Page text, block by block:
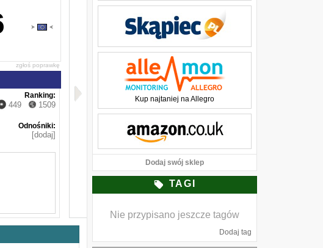
zgłoś poprawkę
Ranking:
449 1509
Odnośniki:
[dodaj]
Kup najtaniej na Allegro
Dodaj swój sklep
TAGI
Nie przypisano jeszcze tagów
Dodaj tag